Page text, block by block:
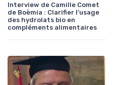
Interview de Camille Comet
de Boèmia : Clarifier l’usage
des hydrolats bio en
compléments alimentaires